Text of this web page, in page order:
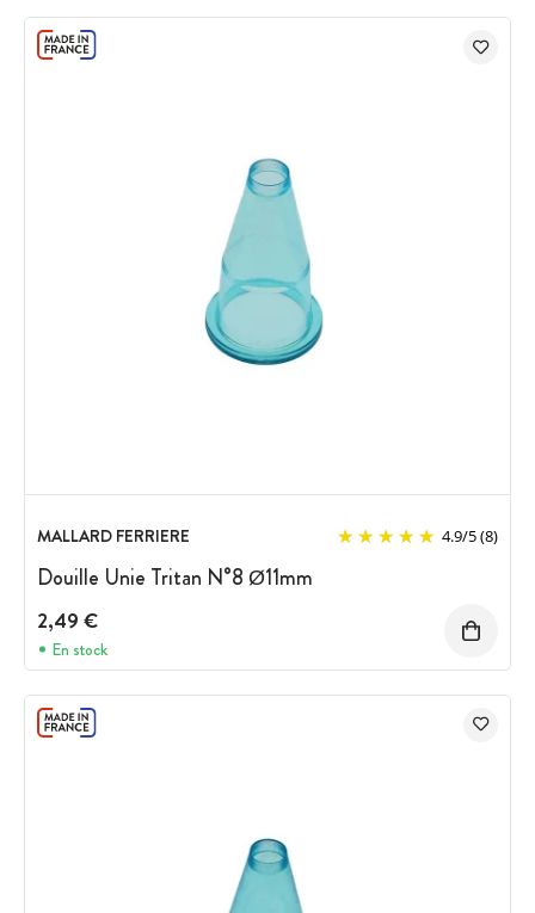
MALLARD FERRIERE 4.9/5(8)
Douille Unie Tritan N°8 Ø11mm
2,49 €
En stock